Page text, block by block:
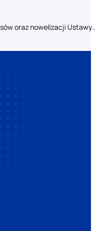
oraz nowelizacji